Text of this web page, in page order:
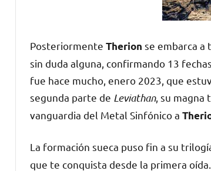
Posteriormente Therion se embarca a
sin duda alguna, confirmando 13
fue hace mucho, enero 2023, que
segunda parte de Leviathan, su magna
vanguardia del Metal Sinfónico a
La formación sueca puso fin a su
que te conquista desde la primera